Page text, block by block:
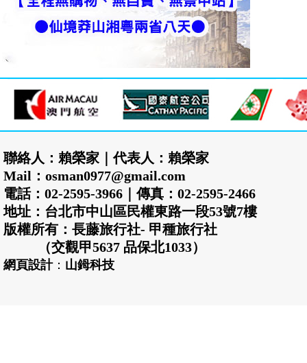
聯絡人：賴榮家｜代表人：賴榮家
Mail：osman0977@gmail.com
電話：02-2595-3966｜傳真：02-2595-2466
地址：台北市中山區民權東路一段53號7樓
版權所有：長藤旅行社- 甲種旅行社
（交觀甲5637 品保北1033）
網頁設計： 山鉧科技